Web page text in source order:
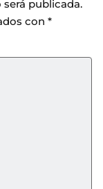
publicada.
con *